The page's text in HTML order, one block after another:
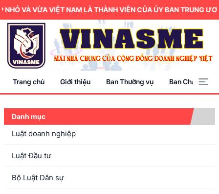
VÀ VỪA VIỆT NAM LÀ THÀNH VIÊN CỦA ỦY BAN TRUNG
Trang chủ Giới thiệu Ban Thường vụ Ban Chấp hành
Danh mục
Luật doanh nghiệp
Luật Đầu tư
Bộ Luật Dân sự